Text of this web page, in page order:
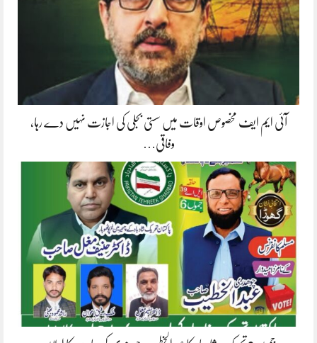
آئی ایم ایف مخصوص اوقات میں سستی بجلی کی اجازت نہیں دے رہا،
وفاقی…